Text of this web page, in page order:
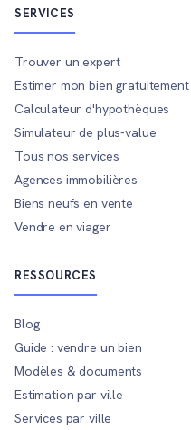
SERVICES
Trouver un expert
Estimer mon bien gratuitement
Calculateur d'hypothèques
Simulateur de plus-value
Tous nos services
Agences immobilières
Biens neufs en vente
Vendre en viager
RESSOURCES
Blog
Guide : vendre un bien
Modèles & documents
Estimation par ville
Services par ville